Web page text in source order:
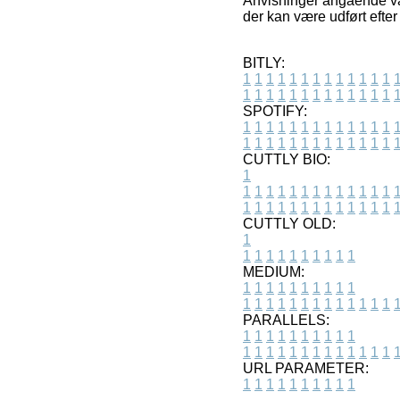
der kan være udført
BITLY:
1 1 1 1 1 1 1 1 1 1 1 1 1 1
1 1 1 1 1 1 1 1 1 1 1 1 1 1
SPOTIFY:
1 1 1 1 1 1 1 1 1 1 1 1 1 1
1 1 1 1 1 1 1 1 1 1 1 1 1 1
CUTTLY BIO:
1
1 1 1 1 1 1 1 1 1 1 1 1 1 1
1 1 1 1 1 1 1 1 1 1 1 1 1 1
CUTTLY OLD:
1
1 1 1 1 1 1 1 1 1 1
MEDIUM:
1 1 1 1 1 1 1 1 1 1
1 1 1 1 1 1 1 1 1 1 1 1 1 1
PARALLELS:
1 1 1 1 1 1 1 1 1 1
1 1 1 1 1 1 1 1 1 1 1 1 1 1
URL PARAMETER:
1 1 1 1 1 1 1 1 1 1